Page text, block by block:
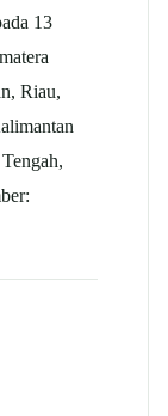
13
Riau,